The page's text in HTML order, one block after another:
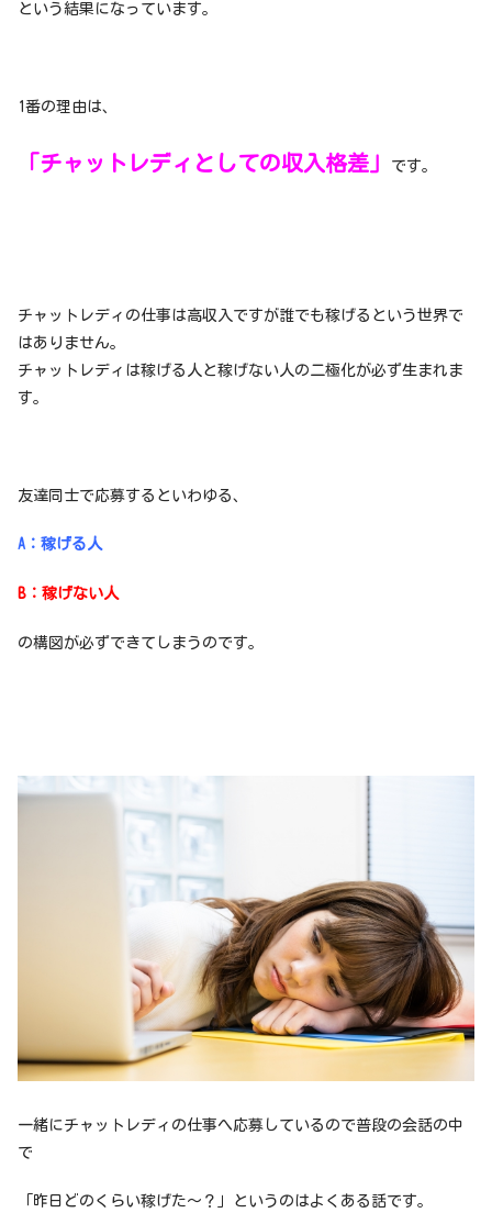
という結果になっています。
1番の理由は、
「チャットレディとしての収入格差」 です。
チャットレディの仕事は高収入ですが誰でも稼げるという世界で
はありません。
チャットレディは稼げる人と稼げない人の二極化が必ず生まれま
す。
友達同士で応募するといわゆる、
A：稼げる人
B：稼げない人
の構図が必ずできてしまうのです。
一緒にチャットレディの仕事へ応募しているので普段の会話の中
で
「昨日どのくらい稼げた〜？」というのはよくある話です。